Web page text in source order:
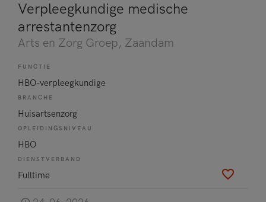
Verpleegkundige medische
arrestantenzorg
Arts en Zorg Groep, Zaandam
FUNCTIE
HBO-verpleegkundige
BRANCHE
Huisartsenzorg
OPLEIDINGSNIVEAU
HBO
DIENSTVERBAND
Fulltime